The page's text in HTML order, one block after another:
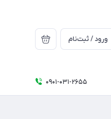
ورود / ثبت‌نام
0۹۰۱-۰۳۱-۲۶۵5